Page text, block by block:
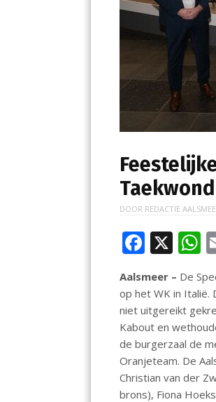
DOOR REDACTIE
F
ac
e
b
o
o
k
X
h
s
A
p
p
Aalsmeer – De
op het WK in Italië.
niet uitgereikt
Kabout en
de burgerzaal de
Oranjeteam. De
Christian van der
brons), Fiona